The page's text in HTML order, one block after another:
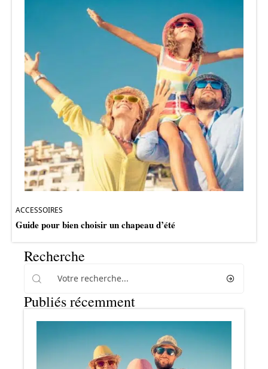
ACCESSOIRES
Guide pour bien choisir un chapeau d’été
Recherche
Publiés récemment